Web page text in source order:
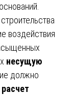
воздействия
несущую
должно
расчет